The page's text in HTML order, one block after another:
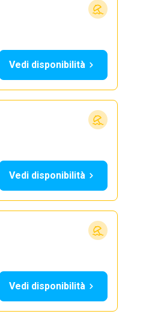
Vedi disponibilità
Vedi disponibilità
Vedi disponibilità